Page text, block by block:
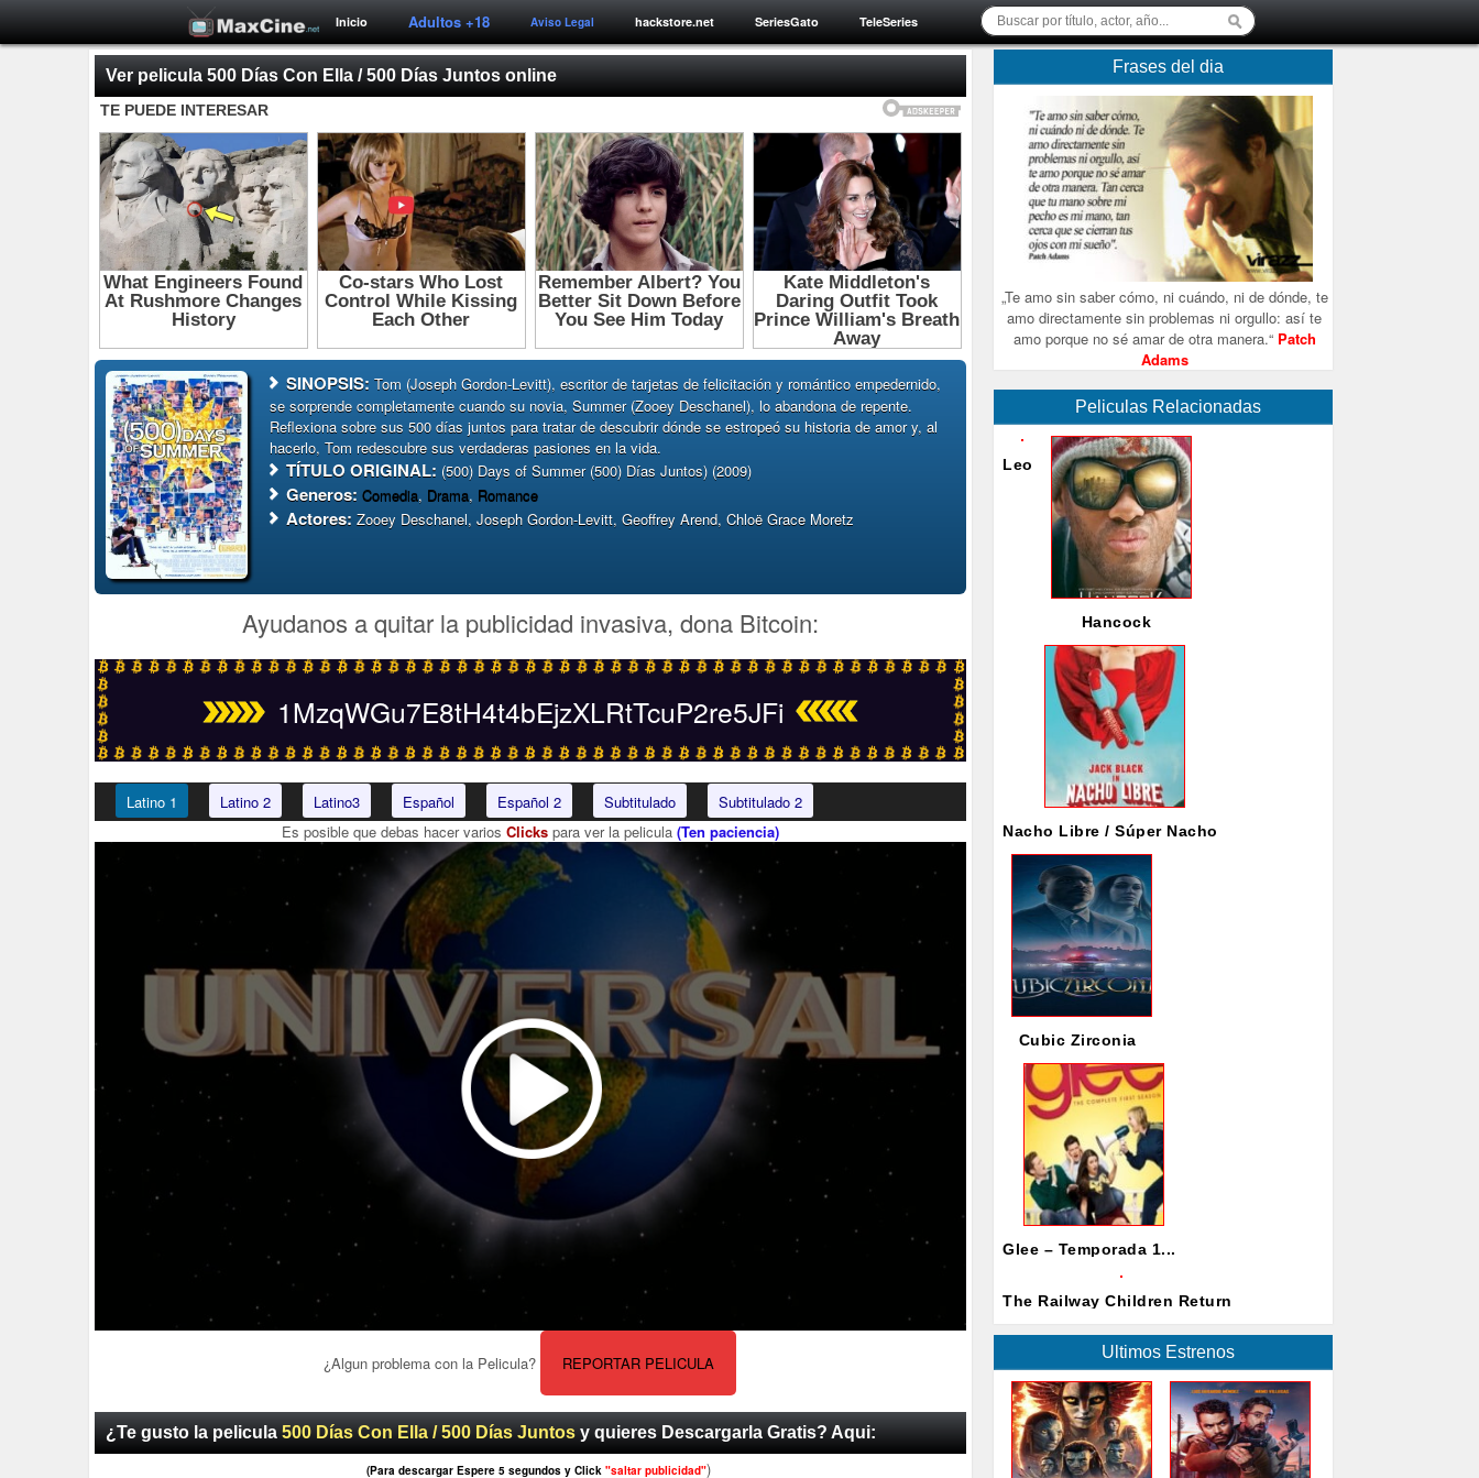
Inicio Adultos +18 Aviso Legal hackstore.net SeriesGato TeleSeries
Ver pelicula 500 Días Con Ella / 500 Días Juntos online
SINOPSIS: Tom (Joseph Gordon-Levitt), escritor de tarjetas de felicitación y romántico empedernido,
se sorprende completamente cuando su novia, Summer (Zooey Deschanel), lo abandona de repente.
Reflexiona sobre sus 500 días juntos para tratar de descubrir dónde se estropeó su historia de amor y, al
hacerlo, Tom redescubre sus verdaderas pasiones en la vida.
TÍTULO ORIGINAL: (500) Days of Summer (500) Días Juntos) (2009)
Generos: Comedia, Drama, Romance
Actores: Zooey Deschanel, Joseph Gordon-Levitt, Geoffrey Arend, Chloë Grace Moretz
Ayudanos a quitar la publicidad invasiva, dona Bitcoin:
1MzqWGu7E8tH4t4bEjzXLRtTcuP2re5JFi
Latino 1 Latino 2 Latino3 Español Español 2 Subtitulado
Subtitulado 2
Es posible que debas hacer varios Clickspara ver la pelicula (Ten paciencia)
¿Algun problema con la Pelicula? REPORTAR PELICULA
¿Te gusto la pelicula 500 Días Con Ella / 500 Días Juntosy quieres Descargarla Gratis? Aqui:
(Para descargar Espere 5 segundos y Click "saltar publicidad")
Frases del dia
„Te amo sin saber cómo, ni cuándo, ni de dónde, te
amo directamente sin problemas ni orgullo: así te
amo porque no sé amar de otra manera.“ Patch
Adams
Peliculas Relacionadas
Leo
Hancock
Nacho Libre / Súper Nacho
Cubic Zirconia
Glee – Temporada 1...
The Railway Children Return
Ultimos Estrenos